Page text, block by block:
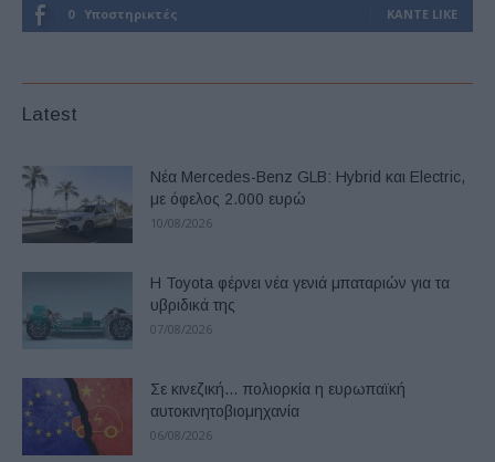
0 Υποστηρικτές ΚΆΝΤΕ LIKE
Latest
Νέα Mercedes-Benz GLB: Hybrid και Electric,
με όφελος 2.000 ευρώ
10/08/2026
Η Toyota φέρνει νέα γενιά μπαταριών για τα
υβριδικά της
07/08/2026
Σε κινεζική… πολιορκία η ευρωπαϊκή
αυτοκινητοβιομηχανία
06/08/2026